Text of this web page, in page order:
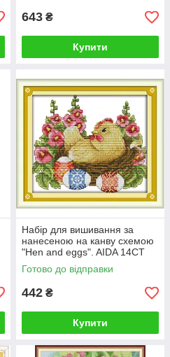
643 ₴
Купити
Набір для вишивання за
нанесеною на канву схемою
"Hen and eggs". AIDA 14CT
printed, 28*22 см
Готово до відправки
442 ₴
Купити